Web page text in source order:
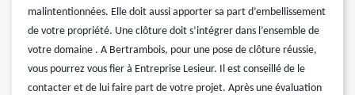
malintentionnées. Elle doit aussi apporter sa part d’embellissement
de votre propriété. Une clôture doit s’intégrer dans l’ensemble de
votre domaine . A Bertrambois, pour une pose de clôture réussie,
vous pourrez vous fier à Entreprise Lesieur. Il est conseillé de le
contacter et de lui faire part de votre projet. Après une évaluation